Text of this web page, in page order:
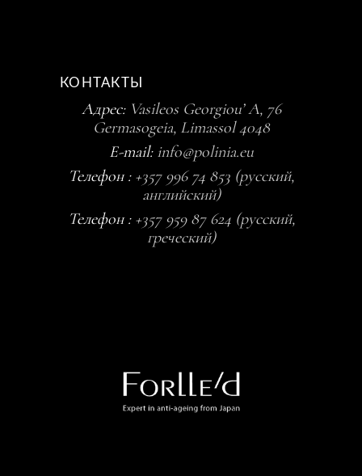
КОНТАКТЫ
Адрес: Vasileos Georgiou’ A, 76
Germasogeia, Limassol 4048
E-mail: info@polinia.eu
Телефон : +357 996 74 853 (русский,
английский)
Телефон : +357 959 87 624 (русский,
греческий)